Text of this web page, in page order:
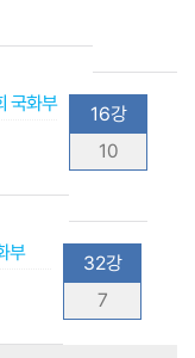
국화부
16강
10
부
32강
7